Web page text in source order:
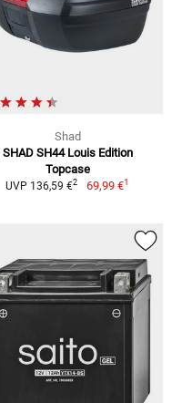
Shad
SHAD SH44 Louis Edition
Topcase
UVP 136,59 €2 69,99 €1